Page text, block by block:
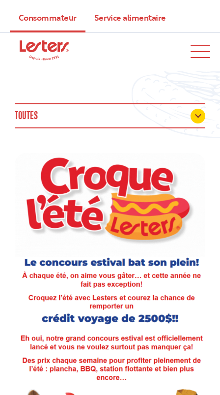
Consommateur Service alimentaire
TOUTES